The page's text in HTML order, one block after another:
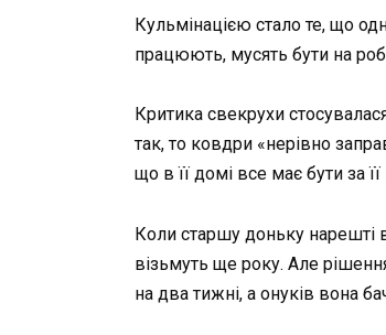
Кульмінацією стало те, що
працюють, мусять бути на
Критика свекрухи
так, то ковдри «нерівно
що в її домі все має бути за
Коли старшу доньку нарешті
візьмуть ще року. Але
на два тижні, а онуків вона